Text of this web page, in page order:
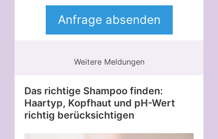
Weitere Meldungen
Das richtige Shampoo finden:
Haartyp, Kopfhaut und pH-Wert
richtig berücksichtigen